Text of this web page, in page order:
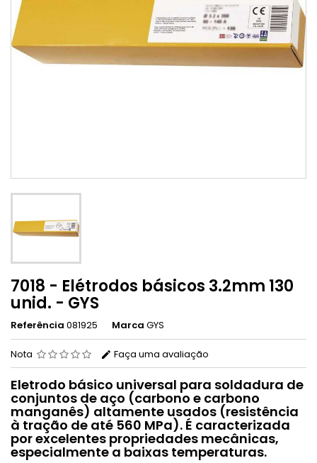
7018 - Elétrodos básicos 3.2mm 130
unid. - GYS
Referência 081925 Marca GYS
Nota Faça uma avaliação
Eletrodo básico universal para soldadura de
conjuntos de aço (carbono e carbono
manganês) altamente usados (resistência
à tração de até 560 MPa). É caracterizada
por excelentes propriedades mecânicas,
especialmente a baixas temperaturas.